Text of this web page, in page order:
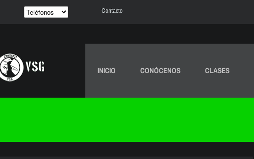
Contacto
INICIO CONÓCENOS CLASES